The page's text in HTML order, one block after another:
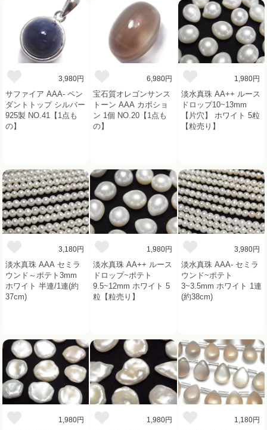
3,980円
サファイア AAA- ペン
ダントトップ シルバー
925製 NO.41【1点も
の】
6,980円
宝石質オレゴンサンス
トーン AAA カボショ
ン 1個 NO.20【1点も
の】
1,980円
淡水真珠 AA++ ルース
ドロップ10~13mm
【片穴】 ホワイト 5粒
【粒売り】
3,180円
淡水真珠 AAA セミラ
ウンド～ポテト3mm
ホワイト 半連/1連(約
37cm)
1,980円
淡水真珠 AA++ ルース
ドロップ~ポテト
9.5~12mm ホワイト 5
粒【粒売り】
3,980円
淡水真珠 AAA- セミラ
ウンド~ポテト
3~3.5mm ホワイト 1連
(約38cm)
1,980円 1,980円 1,180円